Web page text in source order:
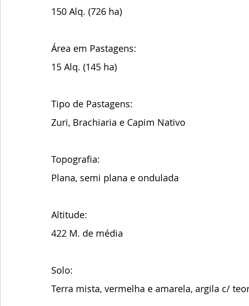
150 Alq. (726 ha)
Área em Pastagens:
15 Alq. (145 ha)
Tipo de Pastagens:
Zuri, Brachiaria e Capim Nativo
Topografia:
Plana, semi plana e ondulada
Altitude:
422 M. de média
Solo:
Terra mista, vermelha e amarela, argila c/